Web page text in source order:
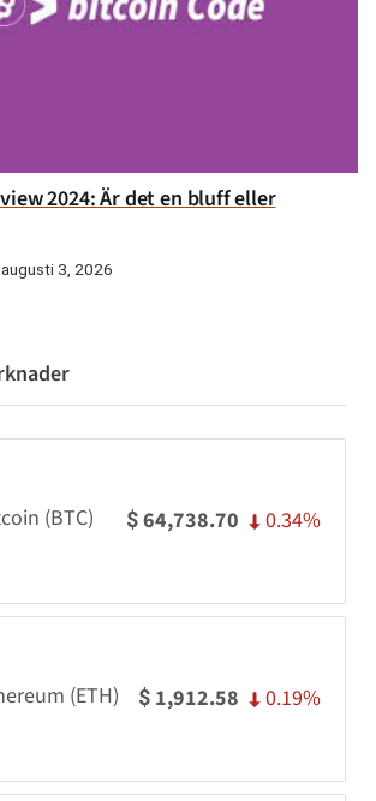
2024: Är det en bluff eller
augusti 3, 2026
(BTC) $64,738.70 0.34%
(ETH) $ 1,912.58 0.19%